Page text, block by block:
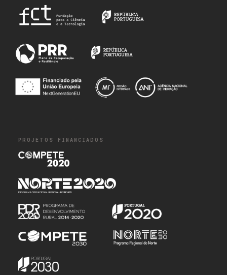
PROJETOS FINANCIADOS